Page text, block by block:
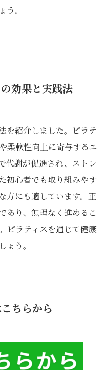
。
効果と実践法
を紹介しました。ピラテ
柔軟性向上に寄与するエ
代謝が促進され、ストレ
初心者でも取り組みやす
方にも適しています。正
あり、無理なく進めるこ
ピラティスを通じて健康
う。
ちらから